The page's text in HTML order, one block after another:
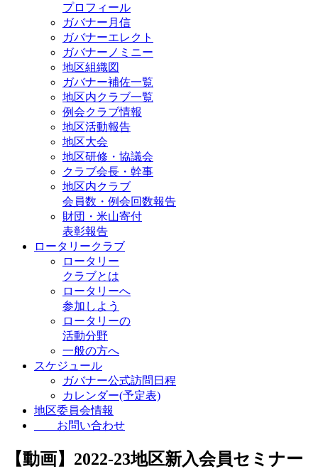
プロフィール
ガバナー月信
ガバナーエレクト
ガバナーノミニー
地区組織図
ガバナー補佐一覧
地区内クラブ一覧
例会クラブ情報
地区活動報告
地区大会
地区研修・協議会
クラブ会長・幹事
地区内クラブ
会員数・例会回数報告
財団・米山寄付
表彰報告
ロータリークラブ
ロータリー
クラブとは
ロータリーへ
参加しよう
ロータリーの
活動分野
一般の方へ
スケジュール
ガバナー公式訪問日程
カレンダー(予定表)
地区委員会情報
お問い合わせ
【動画】2022-23地区新入会員セミナー